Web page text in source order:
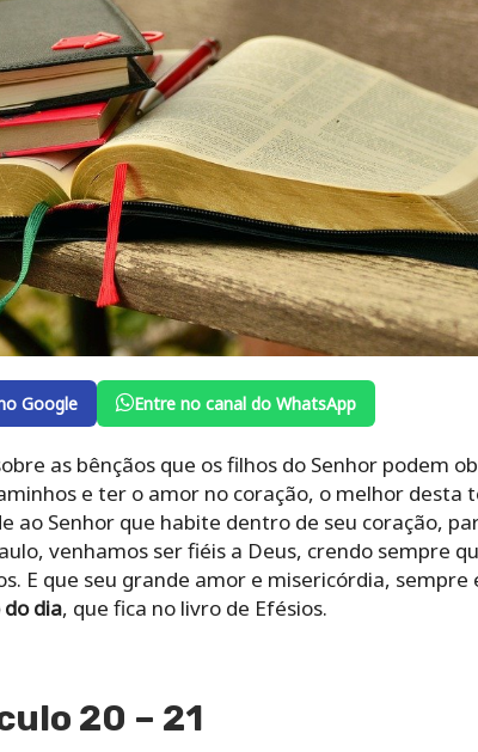
Google Entre no canal do WhatsApp
as bênçãos que os filhos do Senhor podem
e ter o amor no coração, o melhor desta
ao Senhor que habite dentro de seu coração,
venhamos ser fiéis a Deus, crendo sempre
E que seu grande amor e misericórdia,
dia, que fica no livro de Efésios.
20 – 21